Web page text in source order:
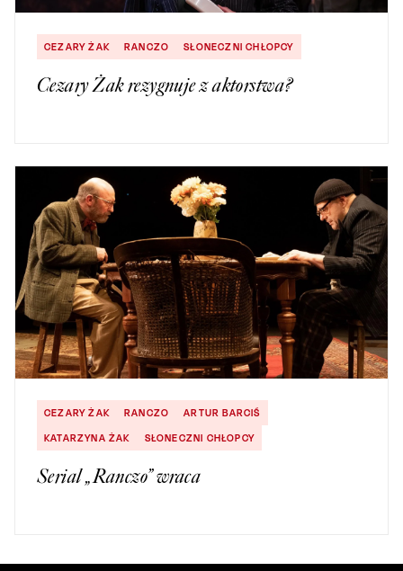
CEZARY ŻAK RANCZO SŁONECZNI CHŁOPCY
Cezary Żak rezygnuje z aktorstwa?
CEZARY ŻAK RANCZO
ARTUR BARCIŚ
KATARZYNA ŻAK
SŁONECZNI CHŁOPCY
Serial „Ranczo” wraca